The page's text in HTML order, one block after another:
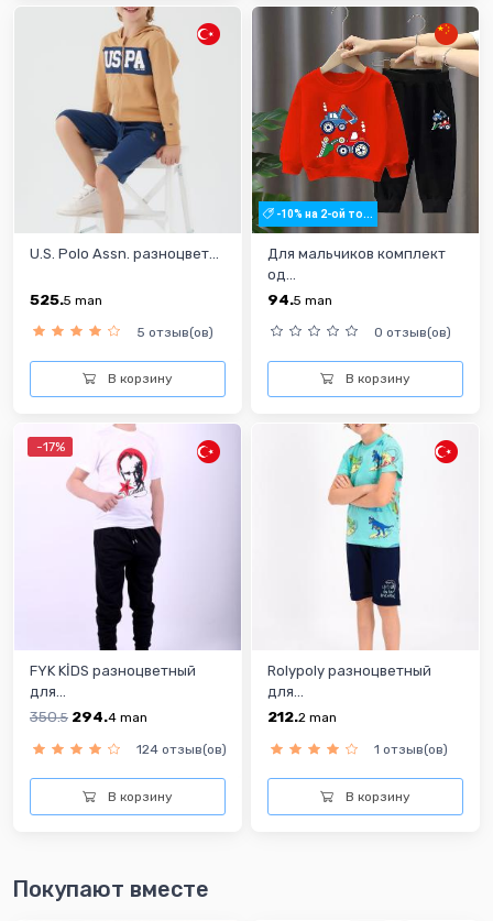
U.S. Polo Assn. разноцвет...
525.5 man
5 отзыв(ов)
В корзину
-10% на 2-ой то...
Для мальчиков комплект
од...
94.5 man
0 отзыв(ов)
В корзину
-17%
FYK KİDS разноцветный
для...
350.5 294.4 man
124 отзыв(ов)
В корзину
Rolypoly разноцветный
для...
212.2 man
1 отзыв(ов)
В корзину
Покупают вместе